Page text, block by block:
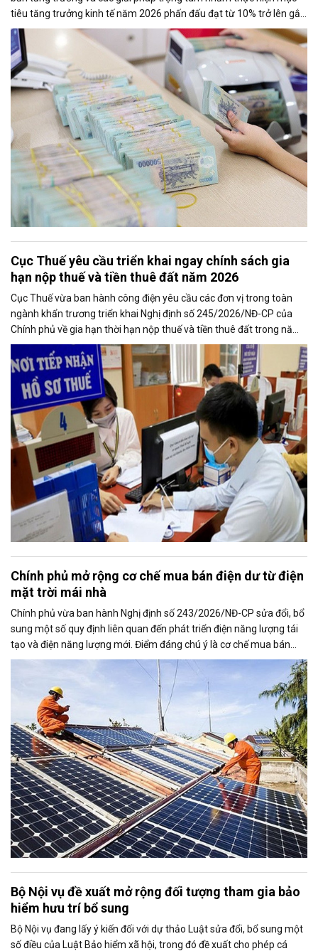
tiêu tăng trưởng kinh tế năm 2026 phấn đấu đạt từ 10% trở lên gắn
với giữ vững ổn định kinh tế vĩ mô. Một trong những nhiệm vụ đáng
chú ý là nghiên cứu điều hành tiền gửi của Kho bạc Nhà nước tại
các ngân hàng thương mại để tăng nguồn vốn ngắn hạn cho nền
kinh tế.
Cục Thuế yêu cầu triển khai ngay chính sách gia
hạn nộp thuế và tiền thuê đất năm 2026
Cục Thuế vừa ban hành công điện yêu cầu các đơn vị trong toàn
ngành khẩn trương triển khai Nghị định số 245/2026/NĐ-CP của
Chính phủ về gia hạn thời hạn nộp thuế và tiền thuê đất trong năm
2026, nhằm bảo đảm chính sách nhanh chóng đi vào thực tiễn và
hỗ trợ kịp thời cho người nộp thuế.
Chính phủ mở rộng cơ chế mua bán điện dư từ điện
mặt trời mái nhà
Chính phủ vừa ban hành Nghị định số 243/2026/NĐ-CP sửa đổi, bổ
sung một số quy định liên quan đến phát triển điện năng lượng tái
tạo và điện năng lượng mới. Điểm đáng chú ý là cơ chế mua bán
điện dư từ các hệ thống điện mặt trời mái nhà được mở rộng, trong
đó nâng tỷ lệ sản lượng điện dư được phép giao dịch từ 20% lên tối
đa 50%, tạo thêm động lực cho người dân và doanh nghiệp đầu tư
vào nguồn điện sạch.
Bộ Nội vụ đề xuất mở rộng đối tượng tham gia bảo
hiểm hưu trí bổ sung
Bộ Nội vụ đang lấy ý kiến đối với dự thảo Luật sửa đổi, bổ sung một
số điều của Luật Bảo hiểm xã hội, trong đó đề xuất cho phép cá